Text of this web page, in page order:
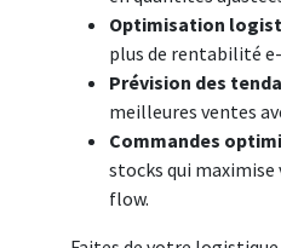
Optimisation
plus de rentabilité
Prévision des
meilleures ventes
Commandes
stocks qui
flow.